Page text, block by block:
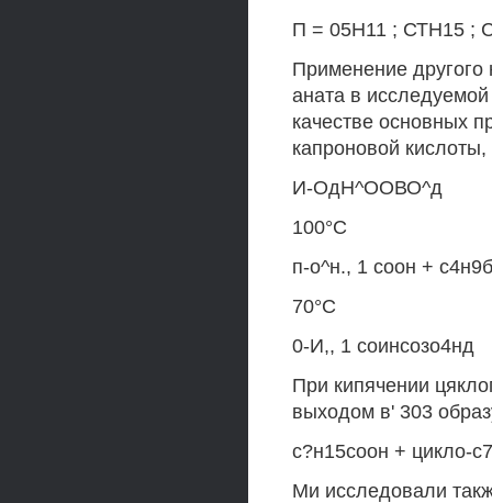
П = 05Н11 ; СТН15 ;
Применение другого
аната в
качестве основных
капроновой
И-ОдН^ООВО^д
100°С
п-о^н., 1 соон +
70°С
0-И,, 1 соинсозо4нд
При кипячении
выходом в' 303
с?н15соон + цикло-
Ми исследовали